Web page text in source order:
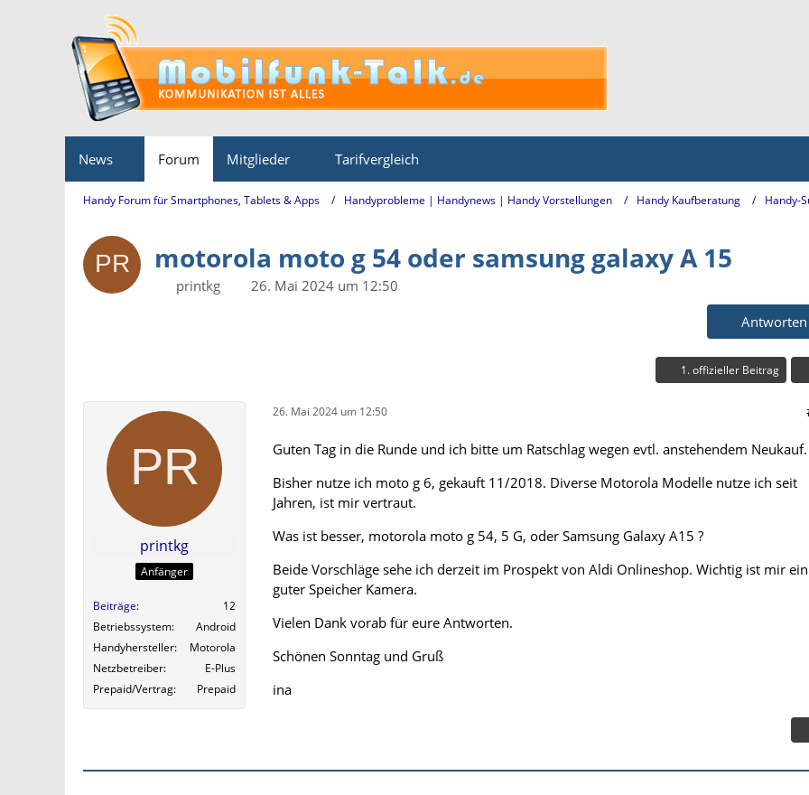
News Forum Mitglieder Tarifvergleich
Handy Forum für Smartphones, Tablets & Apps Handyprobleme | Handynews | Handy Vorstellungen Handy Kaufberatung Handy-
motorola moto g 54 oder samsung galaxy A 15
printkg
26. Mai 2024 um 12:50
Antworten
1. offizieller Beitrag
printkg
Anfänger
Beiträge
12
Betriebssystem
Android
Handyhersteller
Motorola
Netzbetreiber
E-Plus
Prepaid/Vertrag
Prepaid
26. Mai 2024 um 12:50
Guten Tag in die Runde und ich bitte um Ratschlag wegen evtl. anstehendem Neukauf.
Bisher nutze ich moto g 6, gekauft 11/2018. Diverse Motorola Modelle nutze ich seit
Jahren, ist mir vertraut.
Was ist besser, motorola moto g 54, 5 G, oder Samsung Galaxy A15 ?
Beide Vorschläge sehe ich derzeit im Prospekt von Aldi Onlineshop. Wichtig ist mir ein
guter Speicher Kamera.
Vielen Dank vorab für eure Antworten.
Schönen Sonntag und Gruß
ina